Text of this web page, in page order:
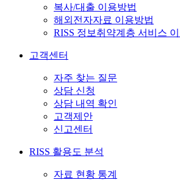
복사/대출 이용방법
해외전자자료 이용방법
RISS 정보취약계층 서비스
고객센터
자주 찾는 질문
상담 신청
상담 내역 확인
고객제안
신고센터
RISS 활용도 분석
자료 현황 통계